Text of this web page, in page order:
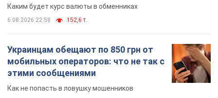
Каким будет курс валюты в обменниках
6.08.2026 22:58 152,6 т.
Украинцам обещают по 850 грн от
мобильных операторов: что не так с
этими сообщениями
Как не попасть в ловушку мошенников